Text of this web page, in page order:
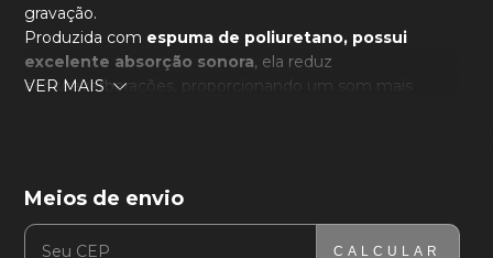
gravação.
Produzida com espuma de poliuretano, possui
excelente absorção sonora, ela reduz
ecos/reverberações, proporcionando um som mais
Densidade: 23kg/m³
Cor:Cinza Grafite- Produto auto extinguível, atende a
norma NBR9178 e classificação II-B.
VER MAIS
ENTREGAS PARA O CEP:
Meios de envio
CALCULAR